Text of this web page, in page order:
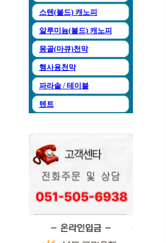
스텐(볼드) 캐노피
알루미늄(볼드) 캐노피
몽골(마큐)천막
행사용천막
파라솔 / 테이블
텐트